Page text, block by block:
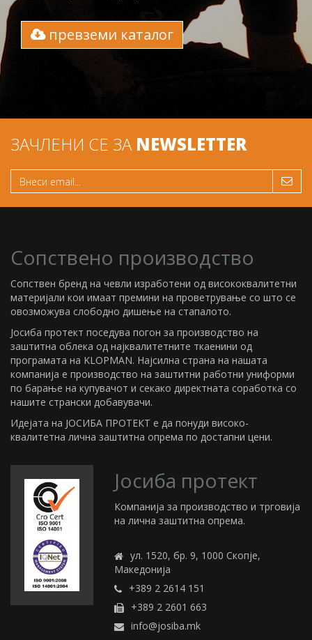
превземи каталог
ЗАЧЛЕНИ СЕ ЗА NEWSLETTER
Сопствено производство
Сопствен бренд на чевли изработени од висококвалитетни
материјали кои имаат премини на проветрување со што се
овозможува слободно дишење на стапалото.
Јосиба протект поседува погон за производство на
заштитна облека од најквалитетните ткаенини од
програмата на KLOPMAN. Најсилна страна на нашата
компанија е производство на заштитни работни униформи
по барање на купувачот и секако директната соработка со
нашите странски добавувачи.
Идејата на ЈОСИБА ПРОТЕКТ е да понуди високо-
квалитетна лична заштитна опрема по достапни цени.
Јосиба протект
Компанија за производство и трговија
на лична заштитна опрема.
ул. 1520, бр. 9, 1000 Скопје,
Македонија
+389 2 2614 151
+389 2 2601 663
info@josiba.mk